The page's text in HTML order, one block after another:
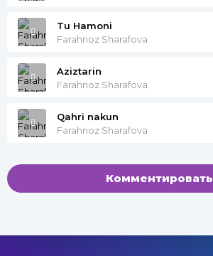
Tu Hamoni
Farahnoz Sharafova
Aziztarin
Farahnoz Sharafova
Qahri nakun
Farahnoz Sharafova
Комментировать